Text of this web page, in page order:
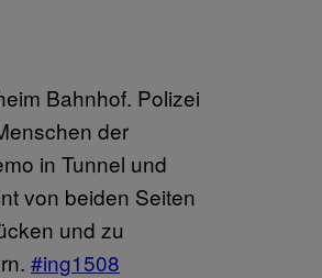
Bahnhof. Polizei
der
in Tunnel und
von beiden Seiten
und zu
#ing1508